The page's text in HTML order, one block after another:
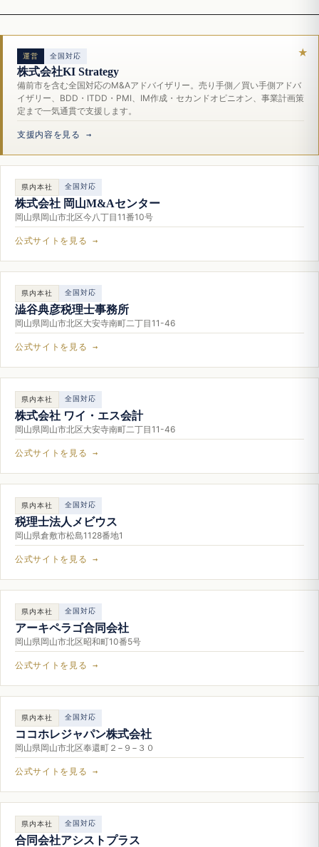
運営 全国対応
株式会社KI Strategy
備前市を含む全国対応のM&Aアドバイザリー。売り手側／買い手側アドバ
イザリー、BDD・ITDD・PMI、IM作成・セカンドオピニオン、事業計画策
定まで一気通貫で支援します。
支援内容を見る →
県内本社 全国対応
株式会社 岡山M&Aセンター
岡山県岡山市北区今八丁目11番10号
公式サイトを見る →
県内本社 全国対応
澁谷典彦税理士事務所
岡山県岡山市北区大安寺南町二丁目11-46
公式サイトを見る →
県内本社 全国対応
株式会社 ワイ・エス会計
岡山県岡山市北区大安寺南町二丁目11-46
公式サイトを見る →
県内本社 全国対応
税理士法人メビウス
岡山県倉敷市松島1128番地1
公式サイトを見る →
県内本社 全国対応
アーキペラゴ合同会社
岡山県岡山市北区昭和町10番5号
公式サイトを見る →
県内本社 全国対応
ココホレジャパン株式会社
岡山県岡山市北区奉還町２−９−３０
公式サイトを見る →
県内本社 全国対応
合同会社アシストプラス